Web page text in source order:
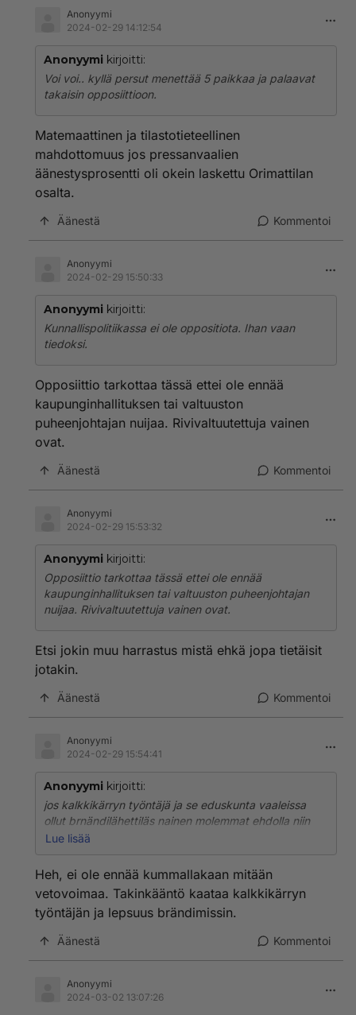
Anonyymi
2024-02-29 14:12:54
Anonyymi kirjoitti:
Voi voi.. kyllä persut menettää 5 paikkaa ja palaavat
takaisin opposiittioon.
Matemaattinen ja tilastotieteellinen
mahdottomuus jos pressanvaalien
äänestysprosentti oli okein laskettu Orimattilan
osalta.
Äänestä Kommentoi
Anonyymi
2024-02-29 15:50:33
Anonyymi kirjoitti:
Kunnallispolitiikassa ei ole oppositiota. Ihan vaan
tiedoksi.
Opposiittio tarkottaa tässä ettei ole ennää
kaupunginhallituksen tai valtuuston
puheenjohtajan nuijaa. Rivivaltuutettuja vainen
ovat.
Äänestä Kommentoi
Anonyymi
2024-02-29 15:53:32
Anonyymi kirjoitti:
Opposiittio tarkottaa tässä ettei ole ennää
kaupunginhallituksen tai valtuuston puheenjohtajan
nuijaa. Rivivaltuutettuja vainen ovat.
Etsi jokin muu harrastus mistä ehkä jopa tietäisit
jotakin.
Äänestä Kommentoi
Anonyymi
2024-02-29 15:54:41
Anonyymi kirjoitti:
jos kalkkikärryn työntäjä ja se eduskunta vaaleissa
ollut brnändilähettiläs nainen molemmat ehdolla niin
muitten peli saattaa olla pelattu. siel on kuningas ja
riippuu tietenkin ketä muil eholla.
Lue lisää
Heh, ei ole ennää kummallakaan mitään
vetovoimaa. Takinkääntö kaataa kalkkikärryn
työntäjän ja lepsuus brändimissin.
Äänestä Kommentoi
Anonyymi
2024-03-02 13:07:26